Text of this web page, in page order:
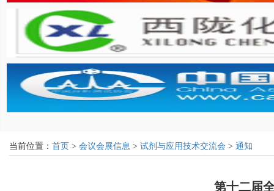
当前位置： 首页 > 会议会展信息 > 试剂与应用技术交流会 > 通知
第十二届